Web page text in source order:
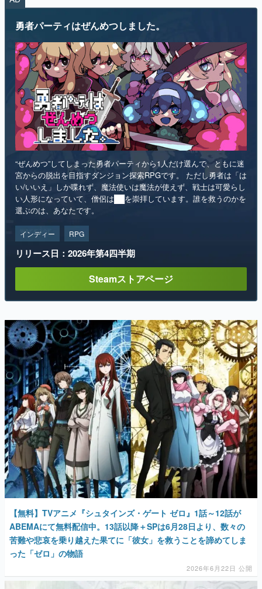
勇者パーティはぜんめつしました。
“ぜんめつ”してしまった勇者パーティから1人だけ選んで、ともに迷
宮からの脱出を目指すダンジョン探索RPGです。 ただし勇者は「は
い/いいえ」しか喋れず、魔法使いは魔法が使えず、戦士は可愛らし
い人形になっていて、僧侶は██を崇拝しています。誰を救うのかを
選ぶのは、あなたです。
インディー RPG
リリース日：2026年第4四半期
Steamストアページ
【無料】TVアニメ『シュタインズ・ゲート ゼロ』1話～12話が
ABEMAにて無料配信中。13話以降＋SPは6月28日より、数々の
苦難や悲哀を乗り越えた果てに「彼女」を救うことを諦めてしま
った「ゼロ」の物語
2026年6月22日 公開